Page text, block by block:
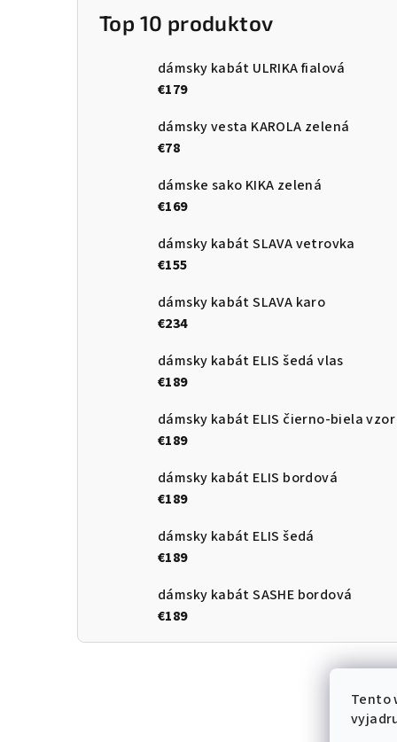
Tento
Top 10 produktov
dámsky kabát ULRIKA fialová
€179
dámsky vesta KAROLA zelená
€78
dámske sako KIKA zelená
€169
dámsky kabát SLAVA vetrovka
€155
dámsky kabát SLAVA karo
€234
dámsky kabát ELIS šedá vlas
€189
dámsky kabát ELIS čierno-biela vzor
€189
dámsky kabát ELIS bordová
€189
dámsky kabát ELIS šedá
€189
dámsky kabát SASHE bordová
€189